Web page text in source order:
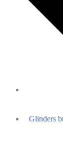
Glinders